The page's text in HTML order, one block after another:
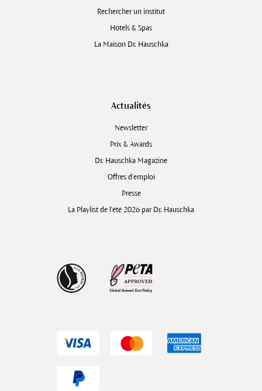
Rechercher un institut
Hôtels & Spas
La Maison Dr. Hauschka
Actualités
Newsletter
Prix & Awards
Dr. Hauschka Magazine
Offres d’emploi
Presse
La Playlist de l'été 2026 par Dr. Hauschka